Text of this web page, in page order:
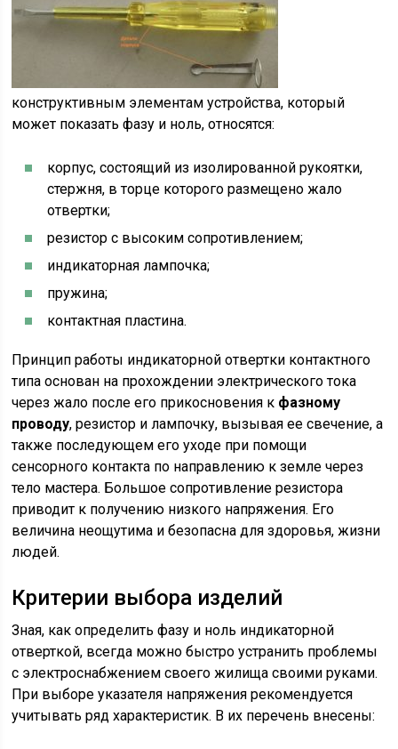
конструктивным элементам устройства, который
может показать фазу и ноль, относятся:
корпус, состоящий из изолированной рукоятки,
стержня, в торце которого размещено жало
отвертки;
резистор с высоким сопротивлением;
индикаторная лампочка;
пружина;
контактная пластина.
Принцип работы индикаторной отвертки контактного
типа основан на прохождении электрического тока
через жало после его прикосновения к фазному
проводу, резистор и лампочку, вызывая ее свечение, а
также последующем его уходе при помощи
сенсорного контакта по направлению к земле через
тело мастера. Большое сопротивление резистора
приводит к получению низкого напряжения. Его
величина неощутима и безопасна для здоровья, жизни
людей.
Критерии выбора изделий
Зная, как определить фазу и ноль индикаторной
отверткой, всегда можно быстро устранить проблемы
с электроснабжением своего жилища своими руками.
При выборе указателя напряжения рекомендуется
учитывать ряд характеристик. В их перечень внесены: